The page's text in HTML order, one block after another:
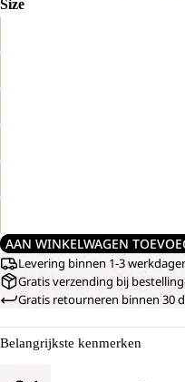
Size
AAN WINKELWAGEN
Levering binnen 1-3
Gratis verzending bij
Gratis retourneren binnen 30
Belangrijkste kenmerken